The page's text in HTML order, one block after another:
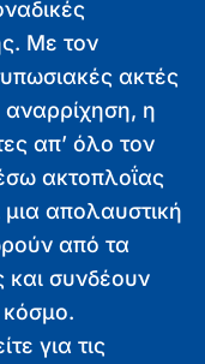
Με τον
ακτές
αναρρίχηση, η
απ’ όλο τον
ακτοπλοΐας
μια απολαυστική
από τα
και συνδέουν
για τις